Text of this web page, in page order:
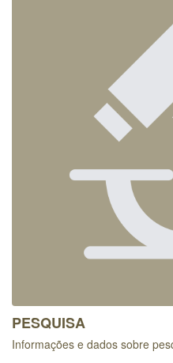
PESQUISA
Informações e dados sobre